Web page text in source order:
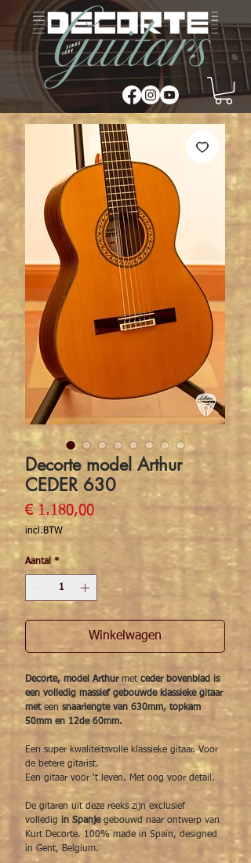
Decorte model Arthur
CEDER 630
€ 1.180,00Prijs
incl.BTW
Aantal *
Winkelwagen
Decorte, model Arthurmet ceder bovenblad is
een volledig massief gebouwde klassieke gitaar
meteen snaarlengte van 630mm, topkam
50mm en 12de 60mm.
Een super kwaliteitsvolle klassieke gitaar. Voor
de betere gitarist.
Een gitaar voor 't leven. Met oog voor detail.
De gitaren uit deze reeks zijn exclusief
volledig
in Spanjegebouwd naar ontwerp van
Kurt Decorte. 100% made in Spain, designed
in Gent, Belgium.